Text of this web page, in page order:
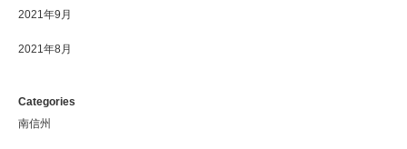
2021年9月
2021年8月
Categories
南信州